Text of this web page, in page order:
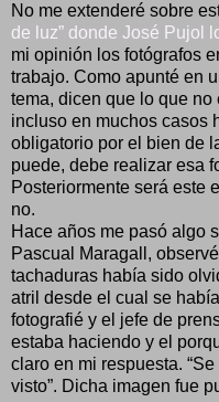
No me extenderé sobre
de luz” donde José Pujol
mi opinión los fotógrafos
trabajo. Como apunté en
tema, dicen que lo que
incluso en muchos casos
obligatorio por el bien de
puede, debe realizar esa
Posteriormente será este
no.
Hace años me pasó algo
Pascual Maragall,
tachaduras había sido
atril desde el cual se
fotografié y el jefe de
estaba haciendo y el
claro en mi respuesta.
visto”. Dicha imagen fue